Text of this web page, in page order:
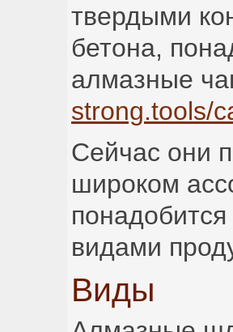
твердыми
бетона,
алмазные
strong.tools/
Сейчас они
широком
видами
Виды